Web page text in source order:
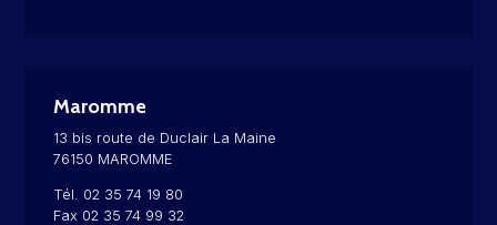
Maromme
13 bis route de Duclair La Maine
76150 MAROMME
Tél. 02 35 74 19 80
Fax 02 35 74 99 32